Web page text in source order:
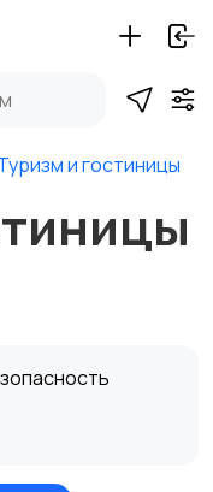
и гостиницы